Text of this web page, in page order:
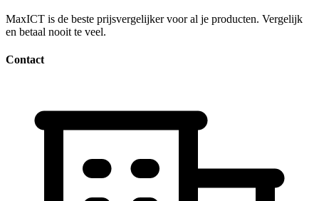
MaxICT is de beste prijsvergelijker voor al je producten. Vergelijk
en betaal nooit te veel.
Contact